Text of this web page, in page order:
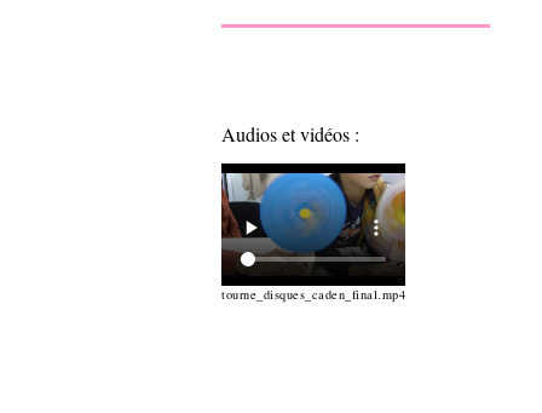
Audios et vidéos :
tourne_disques_caden_final.mp4